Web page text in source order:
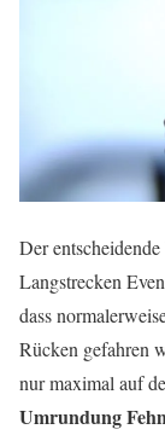
Der
Langstrecken
dass
Rücken gefahren
nur maximal auf
Umrundung